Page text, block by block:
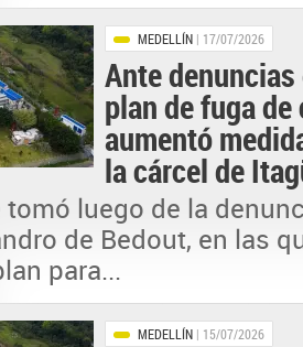
MEDELLÍN | 17/07/2026
Ante
plan de fuga
aumentó
la cárcel de
luego de la
de Bedout, en las
para...
MEDELLÍN | 15/07/2026